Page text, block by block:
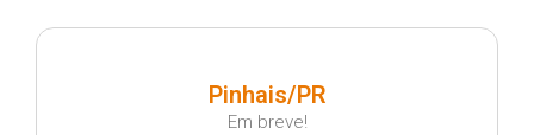
Pinhais/PR
Em breve!